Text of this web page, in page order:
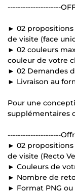
---------------------
► 02
de visite (face
► 02 couleurs
couleur de votre
► 02 Demandes
► Livraison au
Pour une
supplémentaires
---------------------
► 02
de visite (Recto
► Couleurs de
► Nombre de
► Format PNG ou